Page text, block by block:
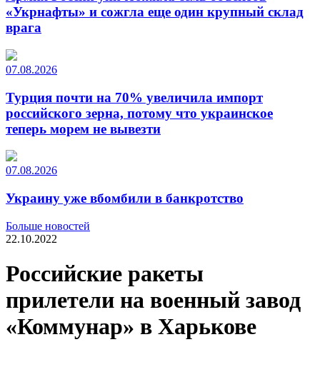
«Укрнафты» и сожгла еще один крупный склад
врага
07.08.2026
Турция почти на 70% увеличила импорт
российского зерна, потому что украинское
теперь морем не вывезти
07.08.2026
Украину уже вбомбили в банкротство
Больше новостей
22.10.2022
Российские ракеты
прилетели на военный завод
«Коммунар» в Харькове